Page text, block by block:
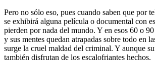
Pero no sólo eso, pues cuando saben que por
se exhibirá alguna película o documental con
pierden por nada del mundo. Y en esos 60 o
y sus mentes quedan atrapadas sobre todo en
surge la cruel maldad del criminal. Y aunque
también disfrutan de los escalofriantes hechos.